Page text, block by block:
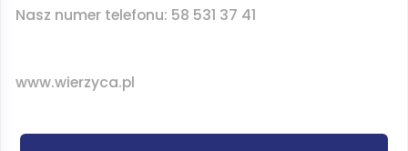
Nasz numer telefonu: 58 531 37 41
www.wierzyca.pl